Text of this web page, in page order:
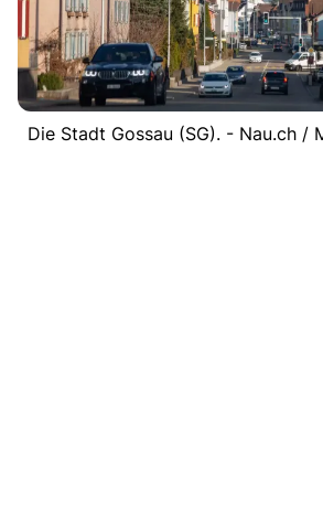
Die Stadt Gossau (SG). - Nau.ch /